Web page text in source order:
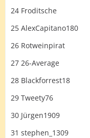
24 Froditsche
25 AlexCapitano180
26 Rotweinpirat
27 26-Average
28 Blackforrest18
29 Tweety76
30 Jürgen1909
31 stephen_1309